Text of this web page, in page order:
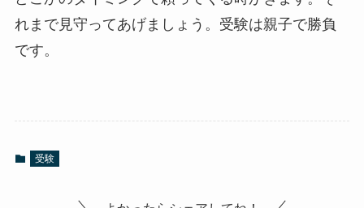
れまで見守ってあげましょう。受験は親子で勝負
です。
受験